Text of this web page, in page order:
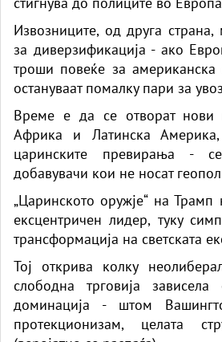
Извозниците, од друга
за диверзификација - ако
троши повеќе за американска
остануваат помалку пари за
Време е да се отворат нови
Африка и Латинска
царинските превирања -
добавувачи кои не носат
„Царинското оружје“ на
ексцентричен лидер, туку
трансформација на светската
Тој открива колку
слободна трговија зависела
доминација - штом
протекционизам, целата